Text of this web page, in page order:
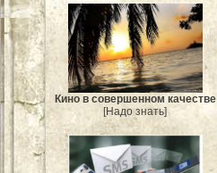
Кино в совершенном качестве
[Надо знать]